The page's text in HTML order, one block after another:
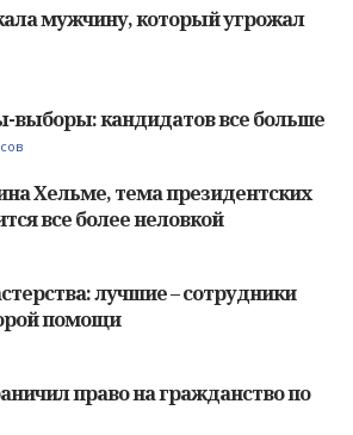
мужчину, который угрожал
выборы: кандидатов все больше
Хельме, тема президентских
все более неловкой
лучшие – сотрудники
помощи
право на гражданство по